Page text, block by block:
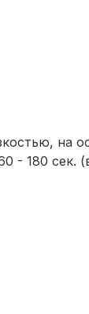
на
- 180 сек.